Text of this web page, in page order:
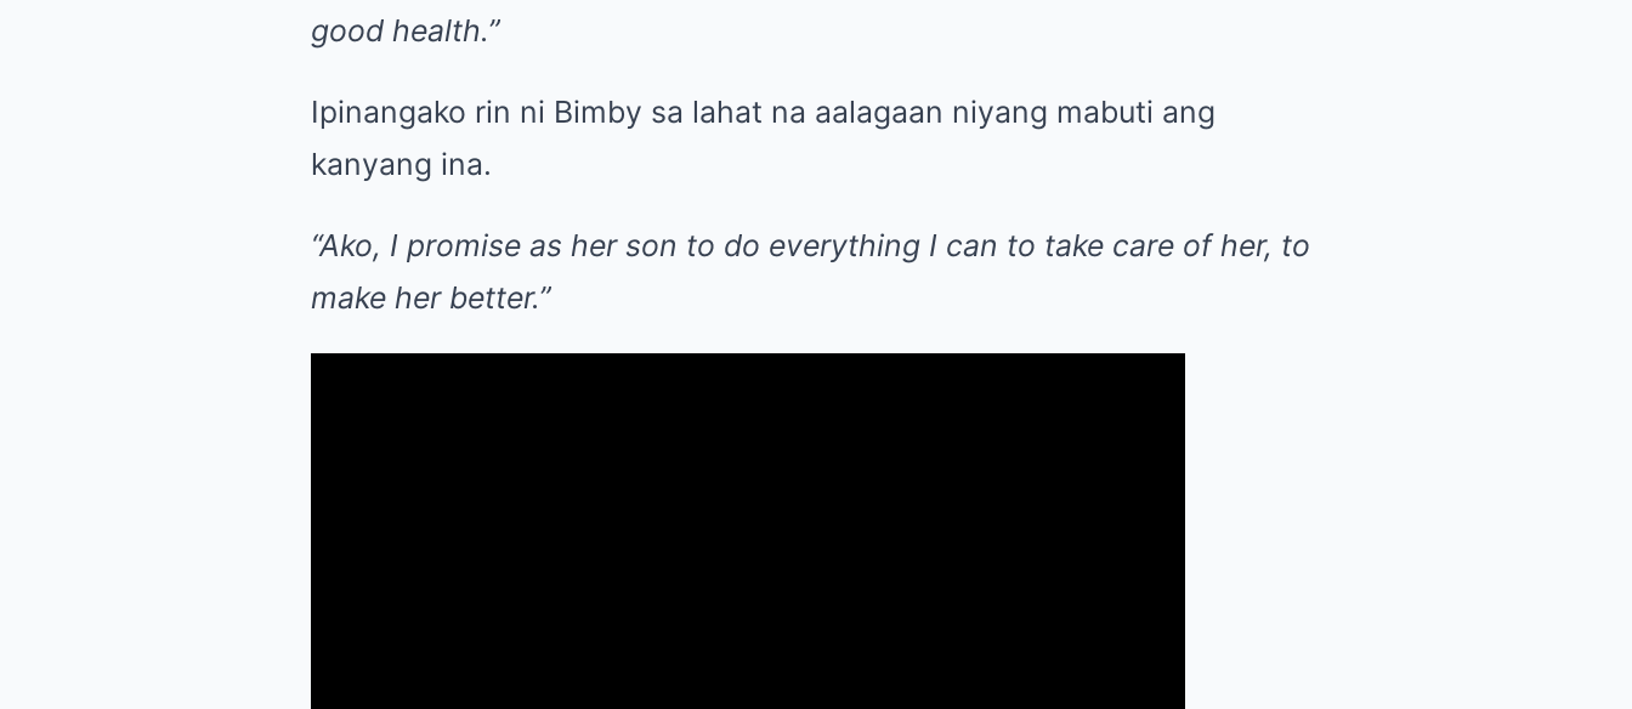
good health.”
Ipinangako rin ni Bimby sa lahat na aalagaan niyang mabuti ang
kanyang ina.
“Ako, I promise as her son to do everything I can to take care of her, to
make her better.”